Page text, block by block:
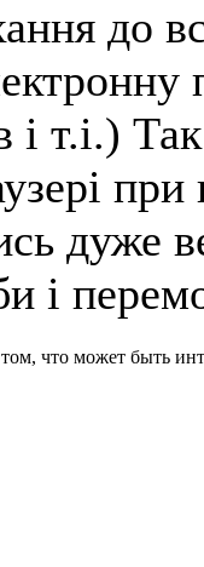
до
т.і.)
і
что может быть